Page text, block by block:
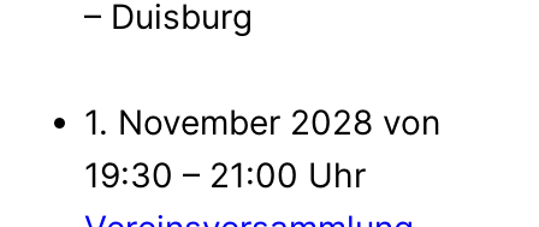
– Duisburg
1. November 2028 von
19:30 – 21:00 Uhr